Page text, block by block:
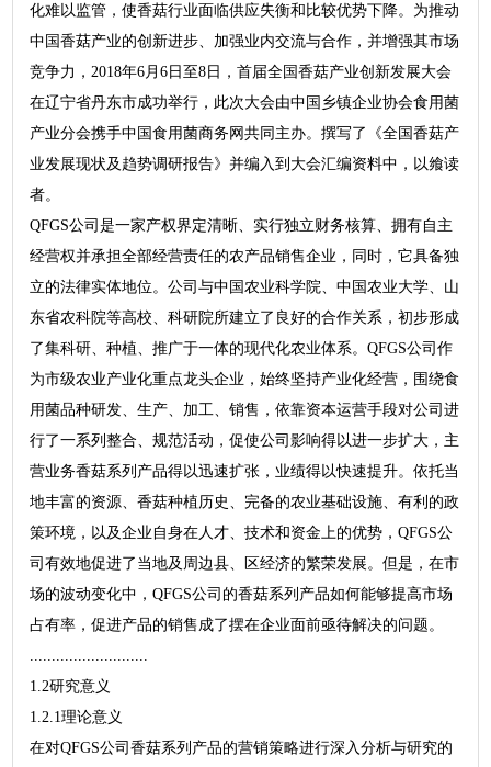
化难以监管，使香菇行业面临供应失衡和比较优势下降。为推动
中国香菇产业的创新进步、加强业内交流与合作，并增强其市场
竞争力，2018年6月6日至8日，首届全国香菇产业创新发展大会
在辽宁省丹东市成功举行，此次大会由中国乡镇企业协会食用菌
产业分会携手中国食用菌商务网共同主办。撰写了《全国香菇产
业发展现状及趋势调研报告》并编入到大会汇编资料中，以飨读
者。
QFGS公司是一家产权界定清晰、实行独立财务核算、拥有自主
经营权并承担全部经营责任的农产品销售企业，同时，它具备独
立的法律实体地位。公司与中国农业科学院、中国农业大学、山
东省农科院等高校、科研院所建立了良好的合作关系，初步形成
了集科研、种植、推广于一体的现代化农业体系。QFGS公司作
为市级农业产业化重点龙头企业，始终坚持产业化经营，围绕食
用菌品种研发、生产、加工、销售，依靠资本运营手段对公司进
行了一系列整合、规范活动，促使公司影响得以进一步扩大，主
营业务香菇系列产品得以迅速扩张，业绩得以快速提升。依托当
地丰富的资源、香菇种植历史、完备的农业基础设施、有利的政
策环境，以及企业自身在人才、技术和资金上的优势，QFGS公
司有效地促进了当地及周边县、区经济的繁荣发展。但是，在市
场的波动变化中，QFGS公司的香菇系列产品如何能够提高市场
占有率，促进产品的销售成了摆在企业面前亟待解决的问题。
1.2研究意义
1.2.1理论意义
在对QFGS公司香菇系列产品的营销策略进行深入分析与研究的